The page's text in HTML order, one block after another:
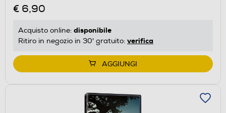
€ 6,90
Acquisto online: disponibile
Ritiro in negozio in 30' gratuito: verifica
AGGIUNGI